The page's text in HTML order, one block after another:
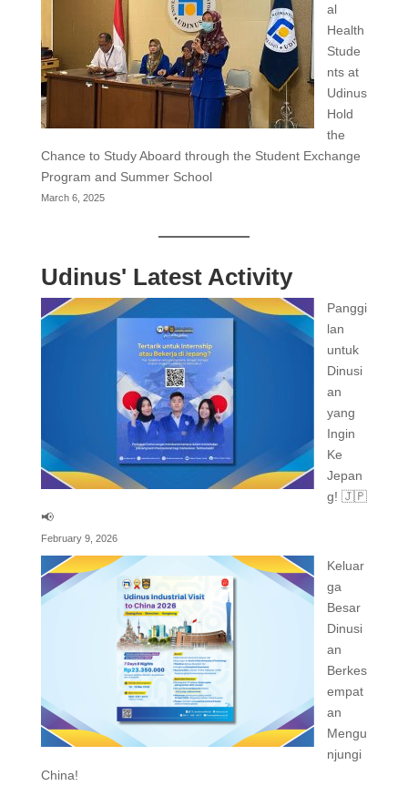
al
Health
Stude
nts at
Udinus
Hold
the
Chance to Study Aboard through the Student Exchange
Program and Summer School
March 6, 2025
Udinus' Latest Activity
Panggi
lan
untuk
Dinusi
an
yang
Ingin
Ke
Jepan
g! 🇯🇵
📢
February 9, 2026
Keluar
ga
Besar
Dinusi
an
Berkes
empat
an
Mengu
njungi
China!